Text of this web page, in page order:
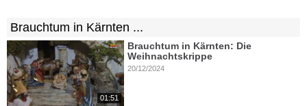
Brauchtum in Kärnten ...
01:51
Brauchtum in Kärnten: Die
Weihnachtskrippe
20/12/2024